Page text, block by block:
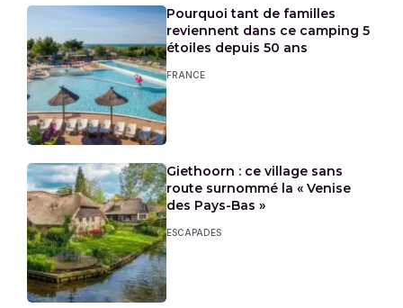
Pourquoi tant de familles
reviennent dans ce camping 5
étoiles depuis 50 ans
FRANCE
Giethoorn : ce village sans
route surnommé la « Venise
des Pays-Bas »
ESCAPADES